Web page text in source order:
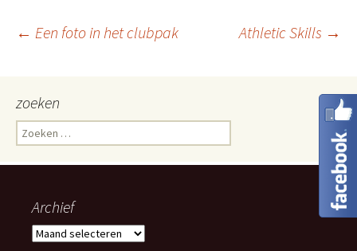
Berichtnavigatie
← Een foto in het clubpak Athletic Skills →
zoeken
Zoeken
naar:
Archief
Archief